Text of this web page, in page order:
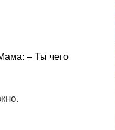
– Ты чего